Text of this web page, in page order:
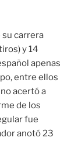
su carrera
y 14
apenas
entre ellos
acertó a
de los
fue
anotó 23